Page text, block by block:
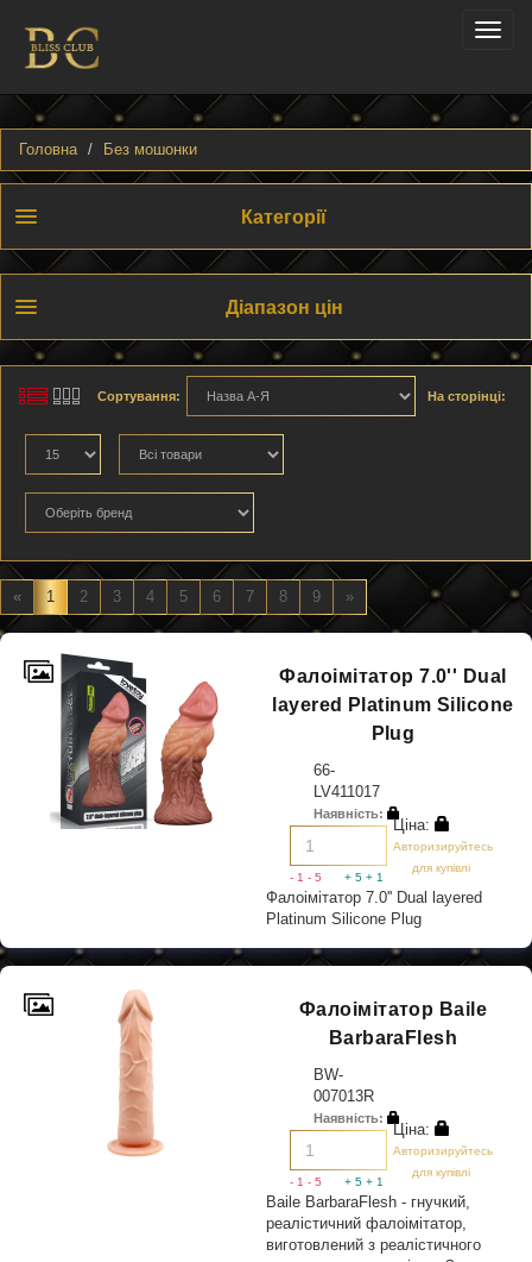
Toggle
Головна Без мошонки
Категорії
Діапазон цін
Сортування: На сторінці:
« 1 2 3 4 5 6 7 8 9 »
Фалоімітатор 7.0'' Dual
layered Platinum Silicone
Plug
66-
LV411017
Наявність:
+ 1
- 1 - 5 + 5
Ціна:
Авторизируйтесь
для купівлі
Фалоімітатор 7.0'' Dual layered
Platinum Silicone Plug
Фалоімітатор Baile
BarbaraFlesh
BW-
007013R
Наявність:
+ 1
- 1 - 5 + 5
Ціна:
Авторизируйтесь
для купівлі
Baile BarbaraFlesh - гнучкий,
реалістичний фалоімітатор,
виготовлений з реалістичного